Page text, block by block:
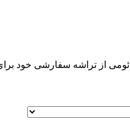
از تراشه سفارشی خود